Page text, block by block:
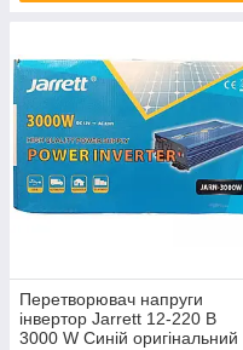
Перетворювач напруги
інвертор Jarrett 12-220 В
3000 W Синій оригінальний